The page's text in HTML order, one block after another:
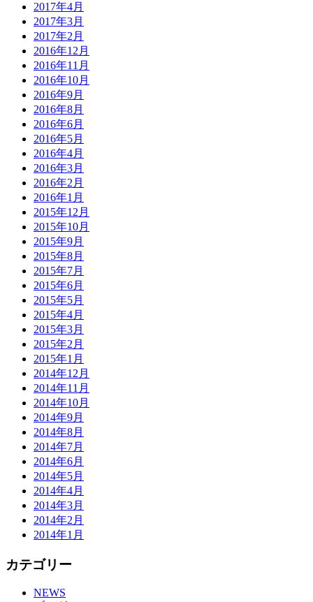
2017年4月
2017年3月
2017年2月
2016年12月
2016年11月
2016年10月
2016年9月
2016年8月
2016年6月
2016年5月
2016年4月
2016年3月
2016年2月
2016年1月
2015年12月
2015年10月
2015年9月
2015年8月
2015年7月
2015年6月
2015年5月
2015年4月
2015年3月
2015年2月
2015年1月
2014年12月
2014年11月
2014年10月
2014年9月
2014年8月
2014年7月
2014年6月
2014年5月
2014年4月
2014年3月
2014年2月
2014年1月
カテゴリー
NEWS